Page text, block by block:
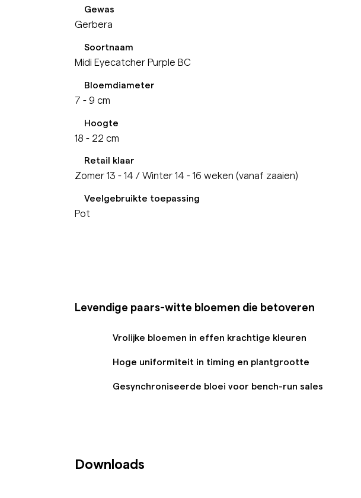
Gewas
Gerbera
Soortnaam
Midi Eyecatcher Purple BC
Bloemdiameter
7 - 9 cm
Hoogte
18 - 22 cm
Retail klaar
Zomer 13 - 14 / Winter 14 - 16 weken (vanaf zaaien)
Veelgebruikte toepassing
Pot
Levendige paars-witte bloemen die betoveren
Vrolijke bloemen in effen krachtige kleuren
Hoge uniformiteit in timing en plantgrootte
Gesynchroniseerde bloei voor bench-run sales
Downloads